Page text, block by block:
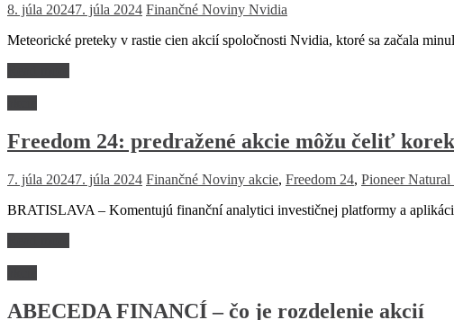
8. júla 20247. júla 2024 Finančné Noviny Nvidia
Meteorické preteky v rastie cien akcií spoločnosti Nvidia, ktoré sa začala
Freedom 24: predražené akcie môžu čeliť
7. júla 20247. júla 2024 Finančné Noviny akcie, Freedom 24, Pioneer Natural
BRATISLAVA – Komentujú finanční analytici investičnej platformy a
ABECEDA FINANCÍ – čo je rozdelenie akcií